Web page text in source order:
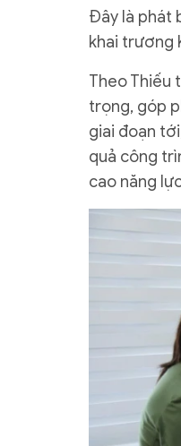
Đây là phát
khai trương
Theo Thiếu
trọng, góp
giai đoạn
quả công
cao năng